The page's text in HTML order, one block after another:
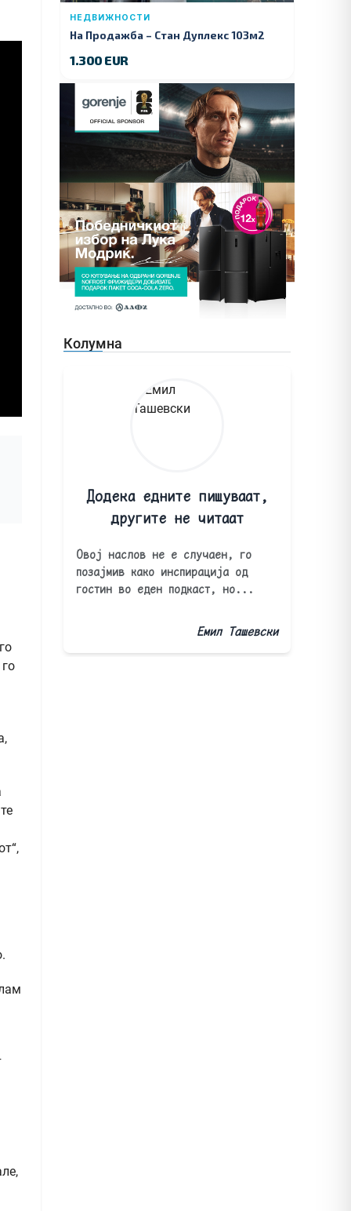
НЕДВИЖНОСТИ
На Продажба – Стан Дуплекс 103м2
1.300 EUR
Колумна
Додека едните пишуваат,
другите не читаат
Овој наслов не е случаен, го
позајмив како инспирација од
гостин во еден подкаст, но...
Емил Ташевски